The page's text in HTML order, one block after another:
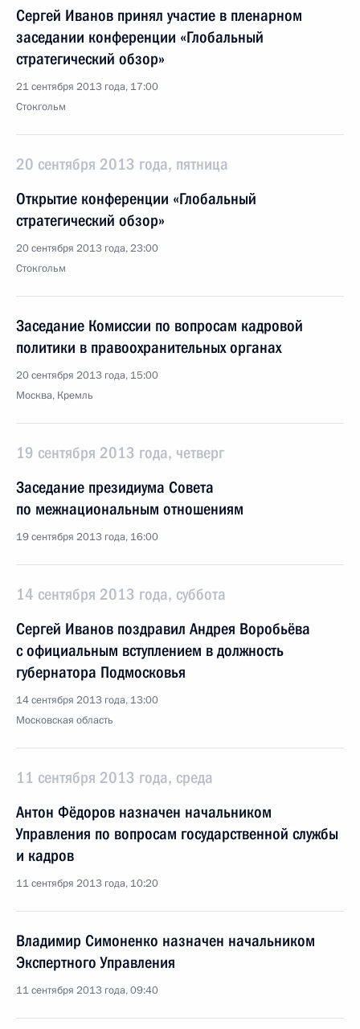
Сергей Иванов принял участие в пленарном
заседании конференции «Глобальный
стратегический обзор»
21 сентября 2013 года, 17:00
Стокгольм
20 сентября 2013 года, пятница
Открытие конференции «Глобальный
стратегический обзор»
20 сентября 2013 года, 23:00
Стокгольм
Заседание Комиссии по вопросам кадровой
политики в правоохранительных органах
20 сентября 2013 года, 15:00
Москва, Кремль
19 сентября 2013 года, четверг
Заседание президиума Совета
по межнациональным отношениям
19 сентября 2013 года, 16:00
14 сентября 2013 года, суббота
Сергей Иванов поздравил Андрея Воробьёва
с официальным вступлением в должность
губернатора Подмосковья
14 сентября 2013 года, 13:00
Московская область
11 сентября 2013 года, среда
Антон Фёдоров назначен начальником
Управления по вопросам государственной службы
и кадров
11 сентября 2013 года, 10:20
Владимир Симоненко назначен начальником
Экспертного Управления
11 сентября 2013 года, 09:40